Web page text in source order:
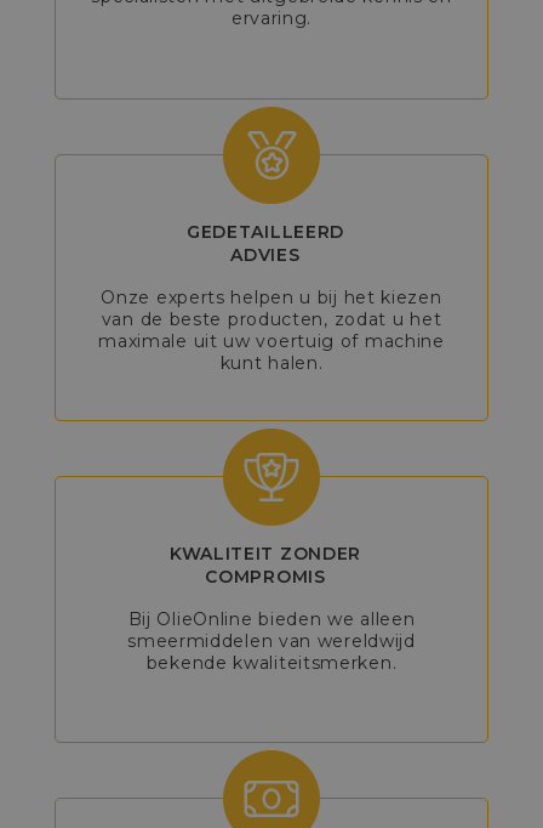
ervaring.
GEDETAILLEERD
ADVIES
Onze experts helpen u bij het kiezen
van de beste producten, zodat u het
maximale uit uw voertuig of machine
kunt halen.
KWALITEIT ZONDER
COMPROMIS
Bij OlieOnline bieden we alleen
smeermiddelen van wereldwijd
bekende kwaliteitsmerken.